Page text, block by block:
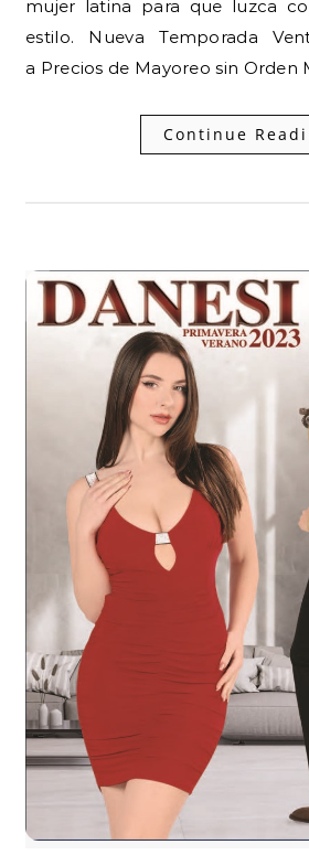
mujer latina para que luzca
estilo. Nueva Temporada
a Precios de Mayoreo sin Orden
Continue